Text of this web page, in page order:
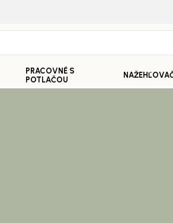
PRACOVNÉ S
POTLAČOU